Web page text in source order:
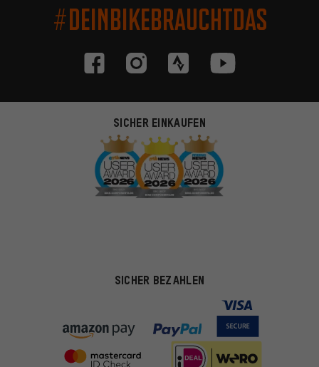
#DEINBIKEBRAUCHTDAS
SICHER EINKAUFEN
SICHER BEZAHLEN